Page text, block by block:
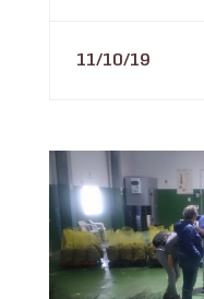
11/10/19